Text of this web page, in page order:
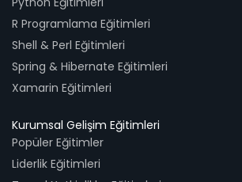
R Programlama Eğitimleri
Shell & Perl Eğitimleri
Spring & Hibernate Eğitimleri
Xamarin Eğitimleri
Kurumsal Gelişim Eğitimleri
Popüler Eğitimler
Liderlik Eğitimleri